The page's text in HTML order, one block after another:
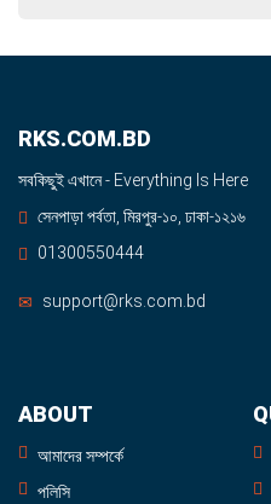
RKS.COM.BD
সবকিছুই এখানে - Everything Is Here
সেনপাড়া পর্বতা, মিরপুর-১০, ঢাকা-১২১৬
01300550444
support@rks.com.bd
ABOUT
আমাদের সম্পর্কে
পলিসি